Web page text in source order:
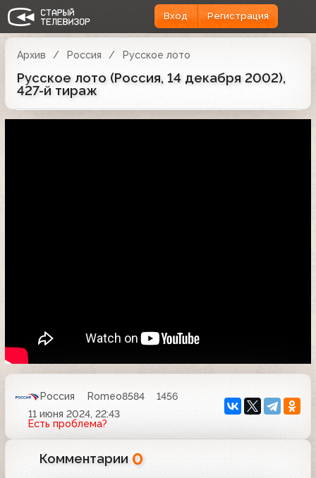
Вход Регистрация
Архив Россия Русское лото
Русское лото (Россия, 14 декабря 2002),
427-й тираж
Россия Romeo8584
1456
11 июня 2024, 22:43
Есть проблема?
Комментарии 0